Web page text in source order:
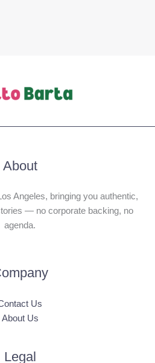
About
Angeles, bringing you authentic,
— no corporate backing, no
agenda.
Us
About Us
Legal